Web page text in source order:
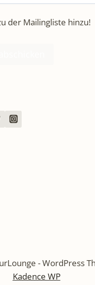
der Mailingliste hinzu!
- WordPress
Kadence WP